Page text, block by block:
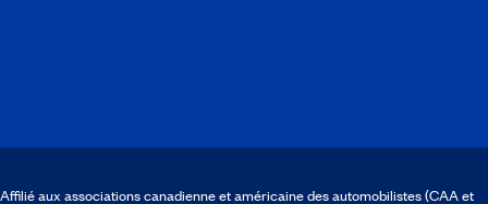
Affilié aux associations canadienne et américaine des automobilistes (CAA et